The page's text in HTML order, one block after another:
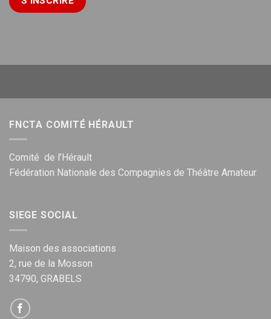
FNCTA COMITÉ HÉRAULT
Comité de l’Hérault
Fédération Nationale des Compagnies de Théâtre Amateur
SIEGE SOCIAL
Maison des associations
2, rue de la Mosson
34790, GRABELS